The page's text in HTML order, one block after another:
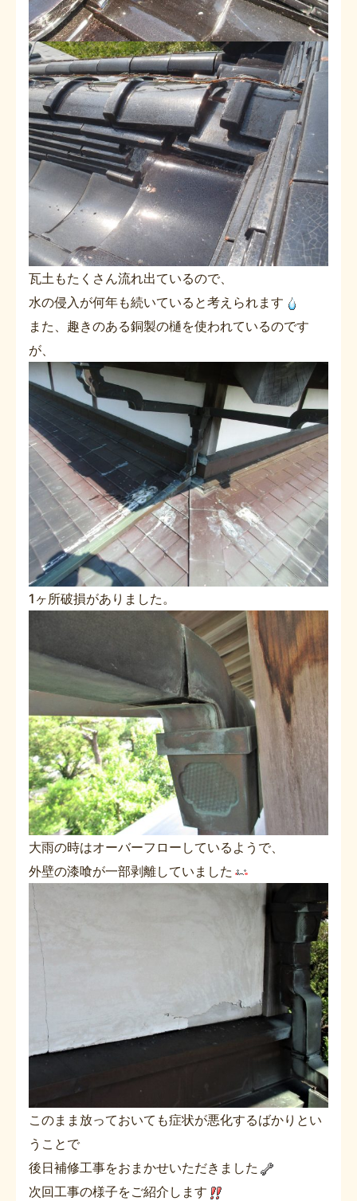
瓦土もたくさん流れ出ているので、
水の侵入が何年も続いていると考えられます
また、趣きのある銅製の樋を使われているのです
が、
1ヶ所破損がありました。
大雨の時はオーバーフローしているようで、
外壁の漆喰が一部剥離していました
このまま放っておいても症状が悪化するばかりとい
うことで
後日補修工事をおまかせいただきました
次回工事の様子をご紹介します